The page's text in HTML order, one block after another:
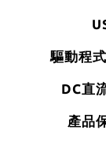
驅動程
DC直
產品